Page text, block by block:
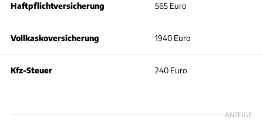
Haftpflichtversicherung 565 Euro
Vollkaskoversicherung 1940 Euro
Kfz-Steuer 240 Euro
ANZEIGE